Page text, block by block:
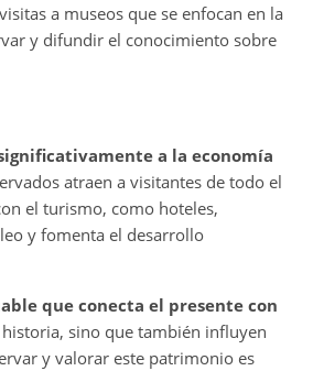
a museos que se enfocan en la
y difundir el conocimiento sobre
a la economía
atraen a visitantes de todo el
el turismo, como hoteles,
y fomenta el desarrollo
que conecta el presente con
sino que también influyen
y valorar este patrimonio es